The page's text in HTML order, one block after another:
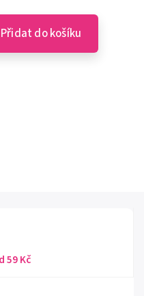
Přidat do košíku
59 Kč